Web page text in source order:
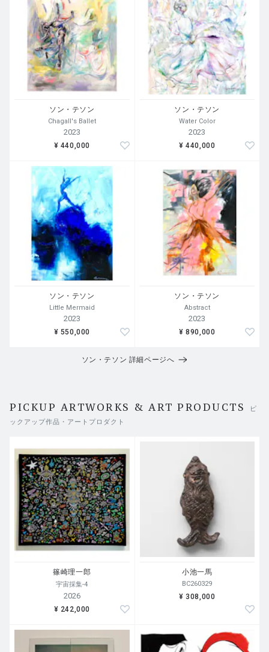
ソン・テソン
Chagall's Ballet
2023
¥ 440,000
ソン・テソン
Water Color
2023
¥ 440,000
ソン・テソン
Little Mermaid
2023
¥ 550,000
ソン・テソン
Abstract
2023
¥ 890,000
ソン・テソン 詳細ページへ
PICKUP ARTWORKS & ART PRODUCTS
ピ
ックアップ作品・アートプロダクト
篠崎理一郎
宇宙採集-4
2026
¥ 242,000
小池一馬
BC260329
¥ 308,000